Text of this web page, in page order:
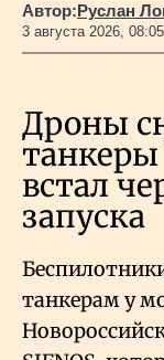
Автор:Руслан
3 августа 2026, 08:05
Дроны
встал
запуска
танкерам у